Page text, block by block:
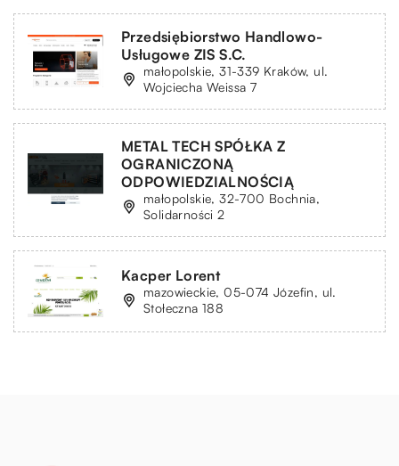
Przedsiębiorstwo Handlowo-
Usługowe ZIS S.C.
małopolskie, 31-339 Kraków, ul.
Wojciecha Weissa 7
METAL TECH SPÓŁKA Z
OGRANICZONĄ
ODPOWIEDZIALNOŚCIĄ
małopolskie, 32-700 Bochnia,
Solidarności 2
Kacper Lorent
mazowieckie, 05-074 Józefin, ul.
Stołeczna 188